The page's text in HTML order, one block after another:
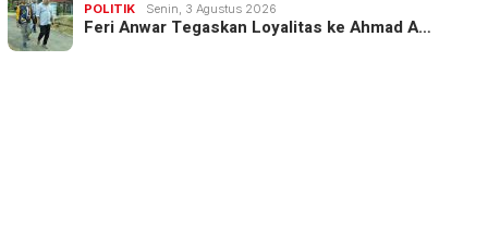
POLITIK Senin, 3 Agustus 2026
Feri Anwar Tegaskan Loyalitas ke Ahmad A…